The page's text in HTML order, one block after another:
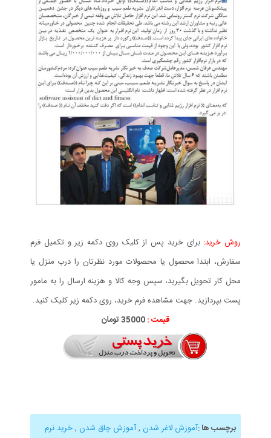
روش خرید: برای خرید پس از کلیک روی دکمه زیر و تکمیل فرم
سفارش، ابتدا محصول یا محصولات مورد نظرتان را درب منزل یا
محل کار تحویل بگیرید، سپس وجه کالا و هزینه ارسال را به مامور
پست بپردازید. جهت مشاهده فرم خرید، روی دکمه زیر کلیک کنید.
قیمت :35000 تومان
برچسب ها:آموزش لاغر شدن ,آموزش چاق شدن ,خرید نرم